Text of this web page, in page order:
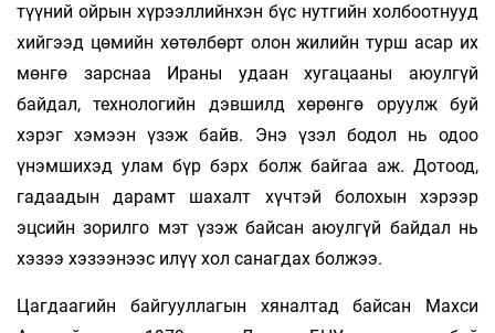
түүний ойрын хүрээллийнхэн бүс нутгийн холбоотнууд
хийгээд цөмийн хөтөлбөрт олон жилийн турш асар их
мөнгө зарснаа Ираны удаан хугацааны аюулгүй
байдал, технологийн дэвшилд хөрөнгө оруулж буй
хэрэг хэмээн үзэж байв. Энэ үзэл бодол нь одоо
үнэмшихэд улам бүр бэрх болж байгаа аж. Дотоод,
гадаадын дарамт шахалт хүчтэй болохын хэрээр
эцсийн зорилго мэт үзэж байсан аюулгүй байдал нь
хэзээ хэзээнээс илүү хол санагдах болжээ.
Цагдаагийн байгууллагын хяналтад байсан Махси